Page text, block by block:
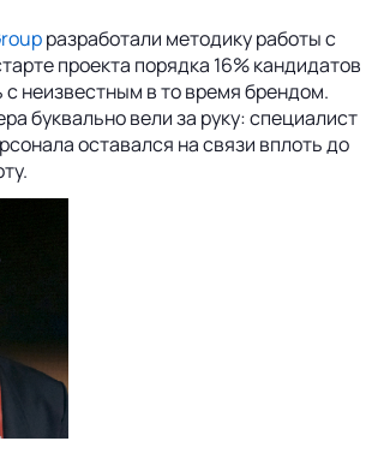
разработали методику работы с
проекта порядка 16% кандидатов
с неизвестным в то время брендом.
буквально вели за руку: специалист
оставался на связи вплоть до